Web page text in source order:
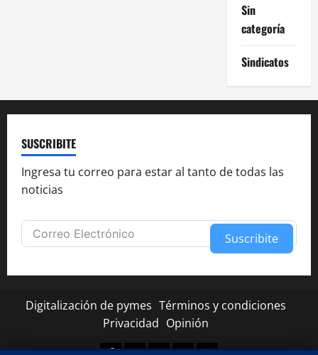
Sin
categoría
Sindicatos
SUSCRIBITE
Ingresa tu correo para estar al tanto de todas las
noticias
Suscribite
Digitalización de pymes Términos y condiciones
Privacidad Opinión
Facebook
TwitterLinkedinYoutubeInstagram